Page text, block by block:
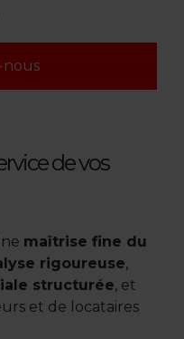
nous
de vos
maîtrise fine du
rigoureuse,
structurée, et
et de locataires